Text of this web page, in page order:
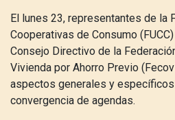
El lunes 23, representantes de la
Cooperativas de Consumo
Consejo Directivo de la
Vivienda por Ahorro Previo
aspectos generales y
convergencia de agendas.